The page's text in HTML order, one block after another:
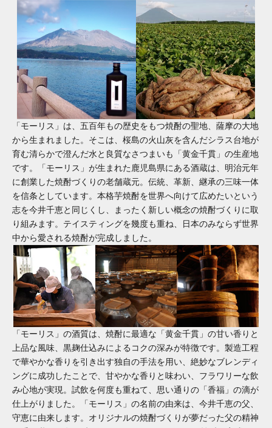
「モーリス」は、五百年もの歴史をもつ焼酎の聖地、薩摩の大地
から生まれました。そこは、桜島の火山灰を含んだシラス台地が
育む清らかで澄んだ水と良質なさつまいも「黄金千貫」の生産地
です。「モーリス」が生まれた鹿児島県にある酒蔵は、明治元年
に創業した焼酎づくりの老舗蔵元。伝統、革新、継承の三味一体
を信条としています。本格芋焼酎を世界へ向けて広めたいという
志を今井千恵と同じくし、まったく新しい概念の焼酎づくりに取
り組みます。テイスティングを幾度も重ね、日本のみならず世界
中から愛される焼酎が完成しました。
「モーリス」の酒質は、焼酎に最適な「黄金千貫」の甘い香りと
上品な風味、黒麹仕込みによるコクの深みが特徴です。製造工程
で華やかな香りを引き出す独自の手法を用い、絶妙なブレンディ
ングに成功したことで、甘やかな香りと味わい、フラワリーな飲
み心地が実現。試飲を何度も重ねて、思い通りの「香福」の滴が
仕上がりました。「モーリス」の名前の由来は、今井千恵の父、
守恵に由来します。オリジナルの焼酎づくりが夢だった父の精神